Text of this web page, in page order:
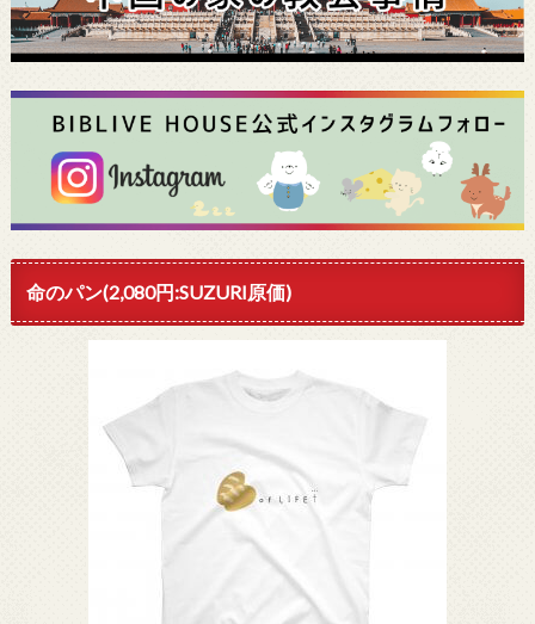
命のパン(2,080円:SUZURI原価)